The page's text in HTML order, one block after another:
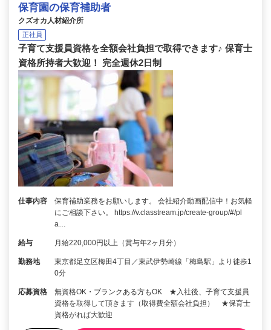
保育園の保育補助者
クズオカ人材紹介所
正社員
子育て支援員資格を全額会社負担で取得できます♪ 保育士
資格所持者大歓迎！ 完全週休2日制
仕事内容
保育補助業務をお願いします。 会社紹介動画配信中！お気軽
にご相談下さい。 https://v.classtream.jp/create-group/#/pl
a…
給与 月給220,000円以上（賞与年2ヶ月分）
勤務地
東京都足立区梅田4丁目／東武伊勢崎線「梅島駅」より徒歩1
0分
応募資格
無資格OK・ブランクある方もOK ★入社後、子育て支援員
資格を取得して頂きます（取得費全額会社負担） ★保育士
資格がれば大歓迎